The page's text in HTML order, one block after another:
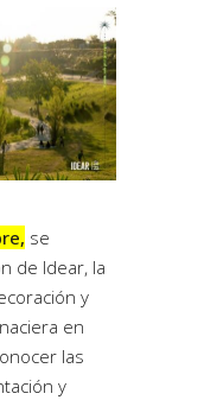
se
de Idear, la
y
en
las
y